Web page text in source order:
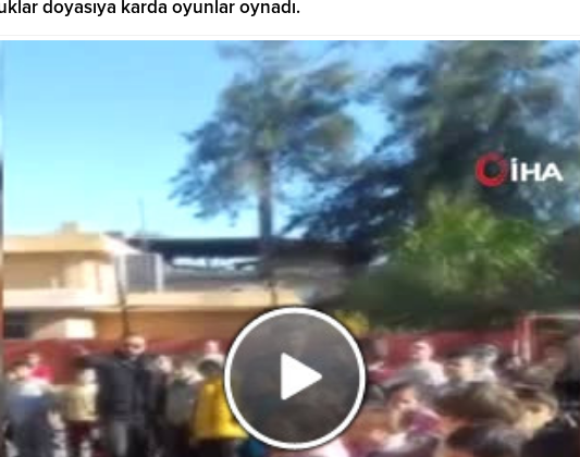
doyasıya karda oyunlar oynadı.